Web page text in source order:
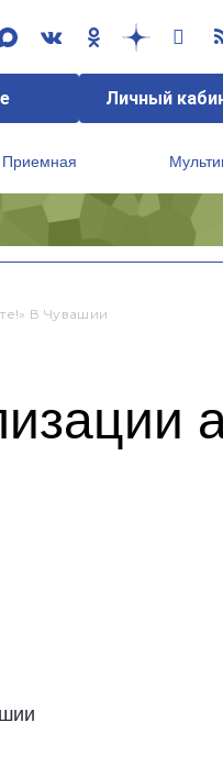
Личный
Приемная
В Чувашии